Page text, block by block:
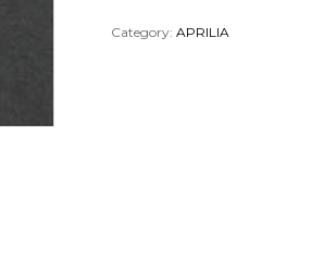
Category:APRILIA